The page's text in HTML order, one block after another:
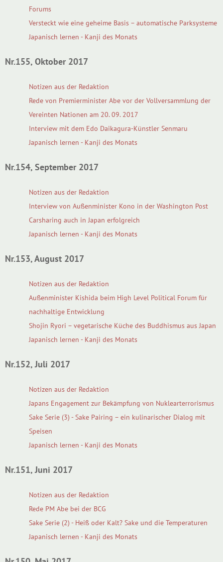
Forums
Versteckt wie eine geheime Basis – automatische Parksysteme
Japanisch lernen - Kanji des Monats
Nr.155, Oktober 2017
Notizen aus der Redaktion
Rede von Premierminister Abe vor der Vollversammlung der
Vereinten Nationen am 20. 09. 2017
Interview mit dem Edo Daikagura-Künstler Senmaru
Japanisch lernen - Kanji des Monats
Nr.154, September 2017
Notizen aus der Redaktion
Interview von Außenminister Kono in der Washington Post
Carsharing auch in Japan erfolgreich
Japanisch lernen - Kanji des Monats
Nr.153, August 2017
Notizen aus der Redaktion
Außenminister Kishida beim High Level Political Forum für
nachhaltige Entwicklung
Shojin Ryori – vegetarische Küche des Buddhismus aus Japan
Japanisch lernen - Kanji des Monats
Nr.152, Juli 2017
Notizen aus der Redaktion
Japans Engagement zur Bekämpfung von Nuklearterrorismus
Sake Serie (3) - Sake Pairing – ein kulinarischer Dialog mit
Speisen
Japanisch lernen - Kanji des Monats
Nr.151, Juni 2017
Notizen aus der Redaktion
Rede PM Abe bei der BCG
Sake Serie (2) - Heiß oder Kalt? Sake und die Temperaturen
Japanisch lernen - Kanji des Monats